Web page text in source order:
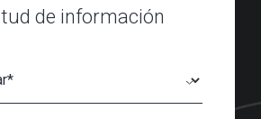
de información